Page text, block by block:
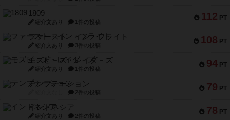
112 PT
1809
紹介文あり 1件の投稿
108 PT
ファースト・イン・フライト
紹介文あり 3件の投稿
94 PT
モズビ－ズ・レイダ－ズ
紹介文あり 1件の投稿
79 PT
テンプテーション
2件の投稿
78 PT
インドネシア
紹介文あり 2件の投稿